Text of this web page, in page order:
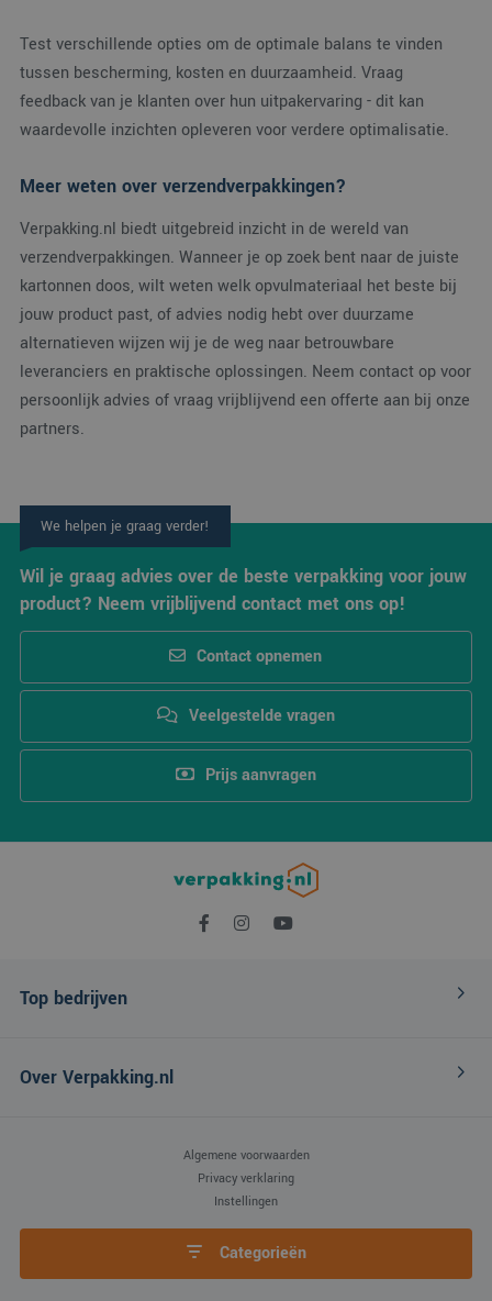
Categorieën
Test verschillende opties om de optimale balans te vinden
tussen bescherming, kosten en duurzaamheid. Vraag
feedback van je klanten over hun uitpakervaring - dit kan
waardevolle inzichten opleveren voor verdere optimalisatie.
Meer weten over verzendverpakkingen?
Verpakking.nl biedt uitgebreid inzicht in de wereld van
verzendverpakkingen. Wanneer je op zoek bent naar de juiste
kartonnen doos, wilt weten welk opvulmateriaal het beste bij
jouw product past, of advies nodig hebt over duurzame
alternatieven wijzen wij je de weg naar betrouwbare
leveranciers en praktische oplossingen. Neem contact op voor
persoonlijk advies of vraag vrijblijvend een offerte aan bij onze
partners.
We helpen je graag verder!
Wil je graag advies over de beste verpakking voor jouw
product? Neem vrijblijvend contact met ons op!
Contact opnemen
Veelgestelde vragen
Prijs aanvragen
Top bedrijven
Over Verpakking.nl
Algemene voorwaarden
Privacy verklaring
Instellingen